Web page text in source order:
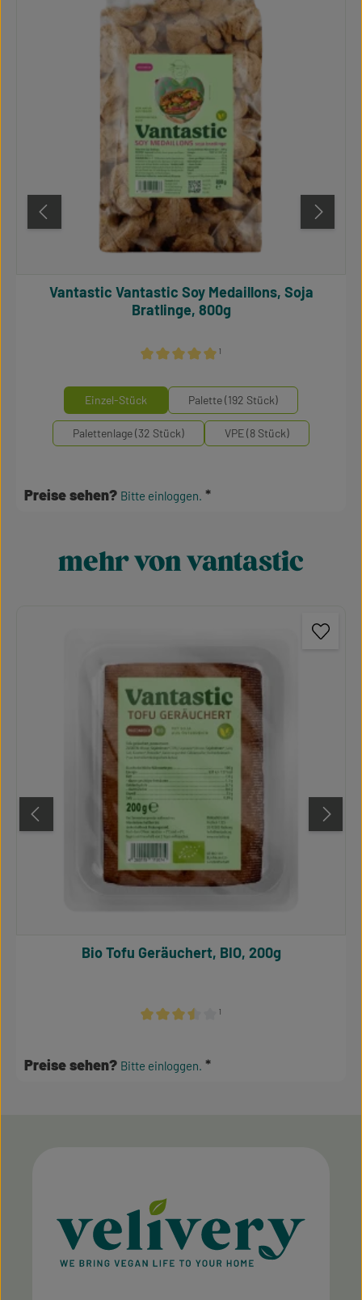
¹
Vantastic Vantastic Soy Medaillons, Soja
Bratlinge, 800g
Mengeneinheiten auswählen
Einzel-Stück Palette (192 Stück)
Palettenlage (32 Stück) VPE (8 Stück)
Preise sehen? Bitte einloggen.
Produktgalerie überspringen
mehr von vantastic
¹
Bio Tofu Geräuchert, BIO, 200g
Preise sehen? Bitte einloggen.